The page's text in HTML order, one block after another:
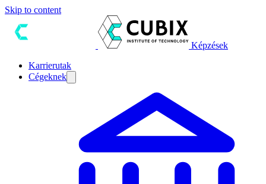
Skip to content
Képzések
Karrierutak
Cégeknek